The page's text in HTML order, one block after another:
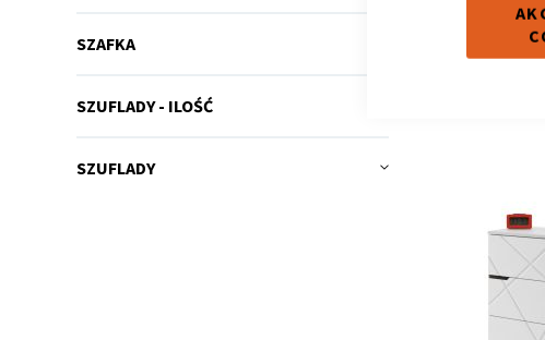
SZAFKA
SZUFLADY - ILOŚĆ
SZUFLADY